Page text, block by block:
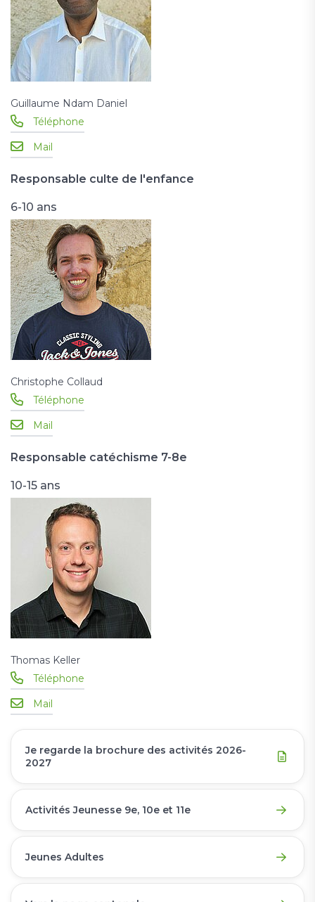
Guillaume Ndam Daniel
Téléphone
Mail
Responsable culte de l'enfance
6-10 ans
Christophe Collaud
Téléphone
Mail
Responsable catéchisme 7-8e
10-15 ans
Thomas Keller
Téléphone
Mail
Je regarde la brochure des activités 2026-
2027
Activités Jeunesse 9e, 10e et 11e
Jeunes Adultes